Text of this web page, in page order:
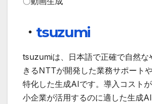
・ tsuzumi
tsuzumiは、日本語で正確で自然な
きるNTTが開発した業務サポート
特化した生成AIです。導入コスト
小企業が活用するのに適した生成